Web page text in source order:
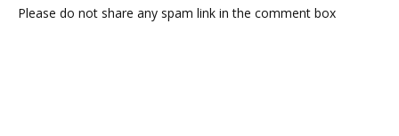
Please do not share any spam link in the comment box